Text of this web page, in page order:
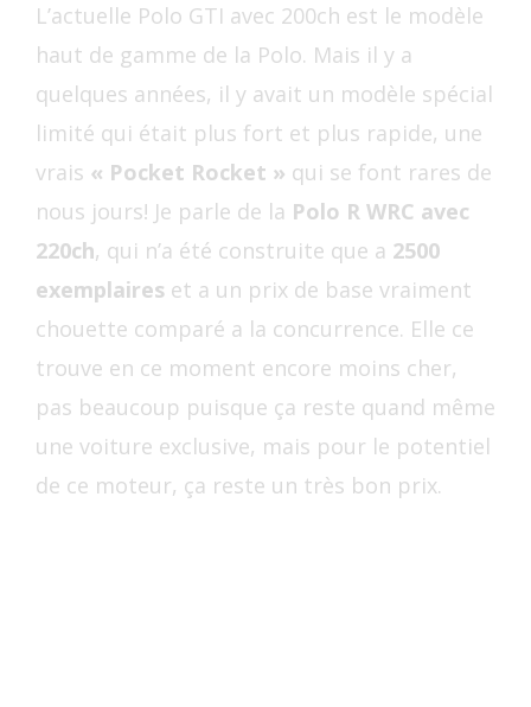
L’actuelle Polo GTI avec 200ch est le modèle
haut de gamme de la Polo. Mais il y a
quelques années, il y avait un modèle spécial
limité qui était plus fort et plus rapide, une
vrais « Pocket Rocket » qui se font rares de
nous jours! Je parle de la Polo R WRC avec
220ch, qui n’a été construite que a 2500
exemplaires et a un prix de base vraiment
chouette comparé a la concurrence. Elle ce
trouve en ce moment encore moins cher,
pas beaucoup puisque ça reste quand même
une voiture exclusive, mais pour le potentiel
de ce moteur, ça reste un très bon prix.